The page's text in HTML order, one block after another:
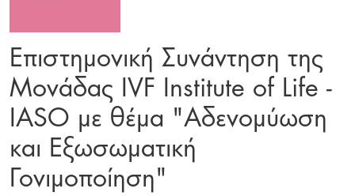
Επιστημονική Συνάντηση της
Μονάδας IVF Institute of Life -
IASO με θέμα "Αδενομύωση
και Εξωσωματική
Γονιμοποίηση"